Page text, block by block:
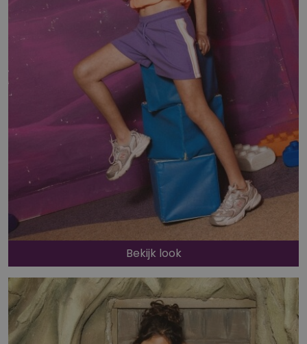
Bekijk look